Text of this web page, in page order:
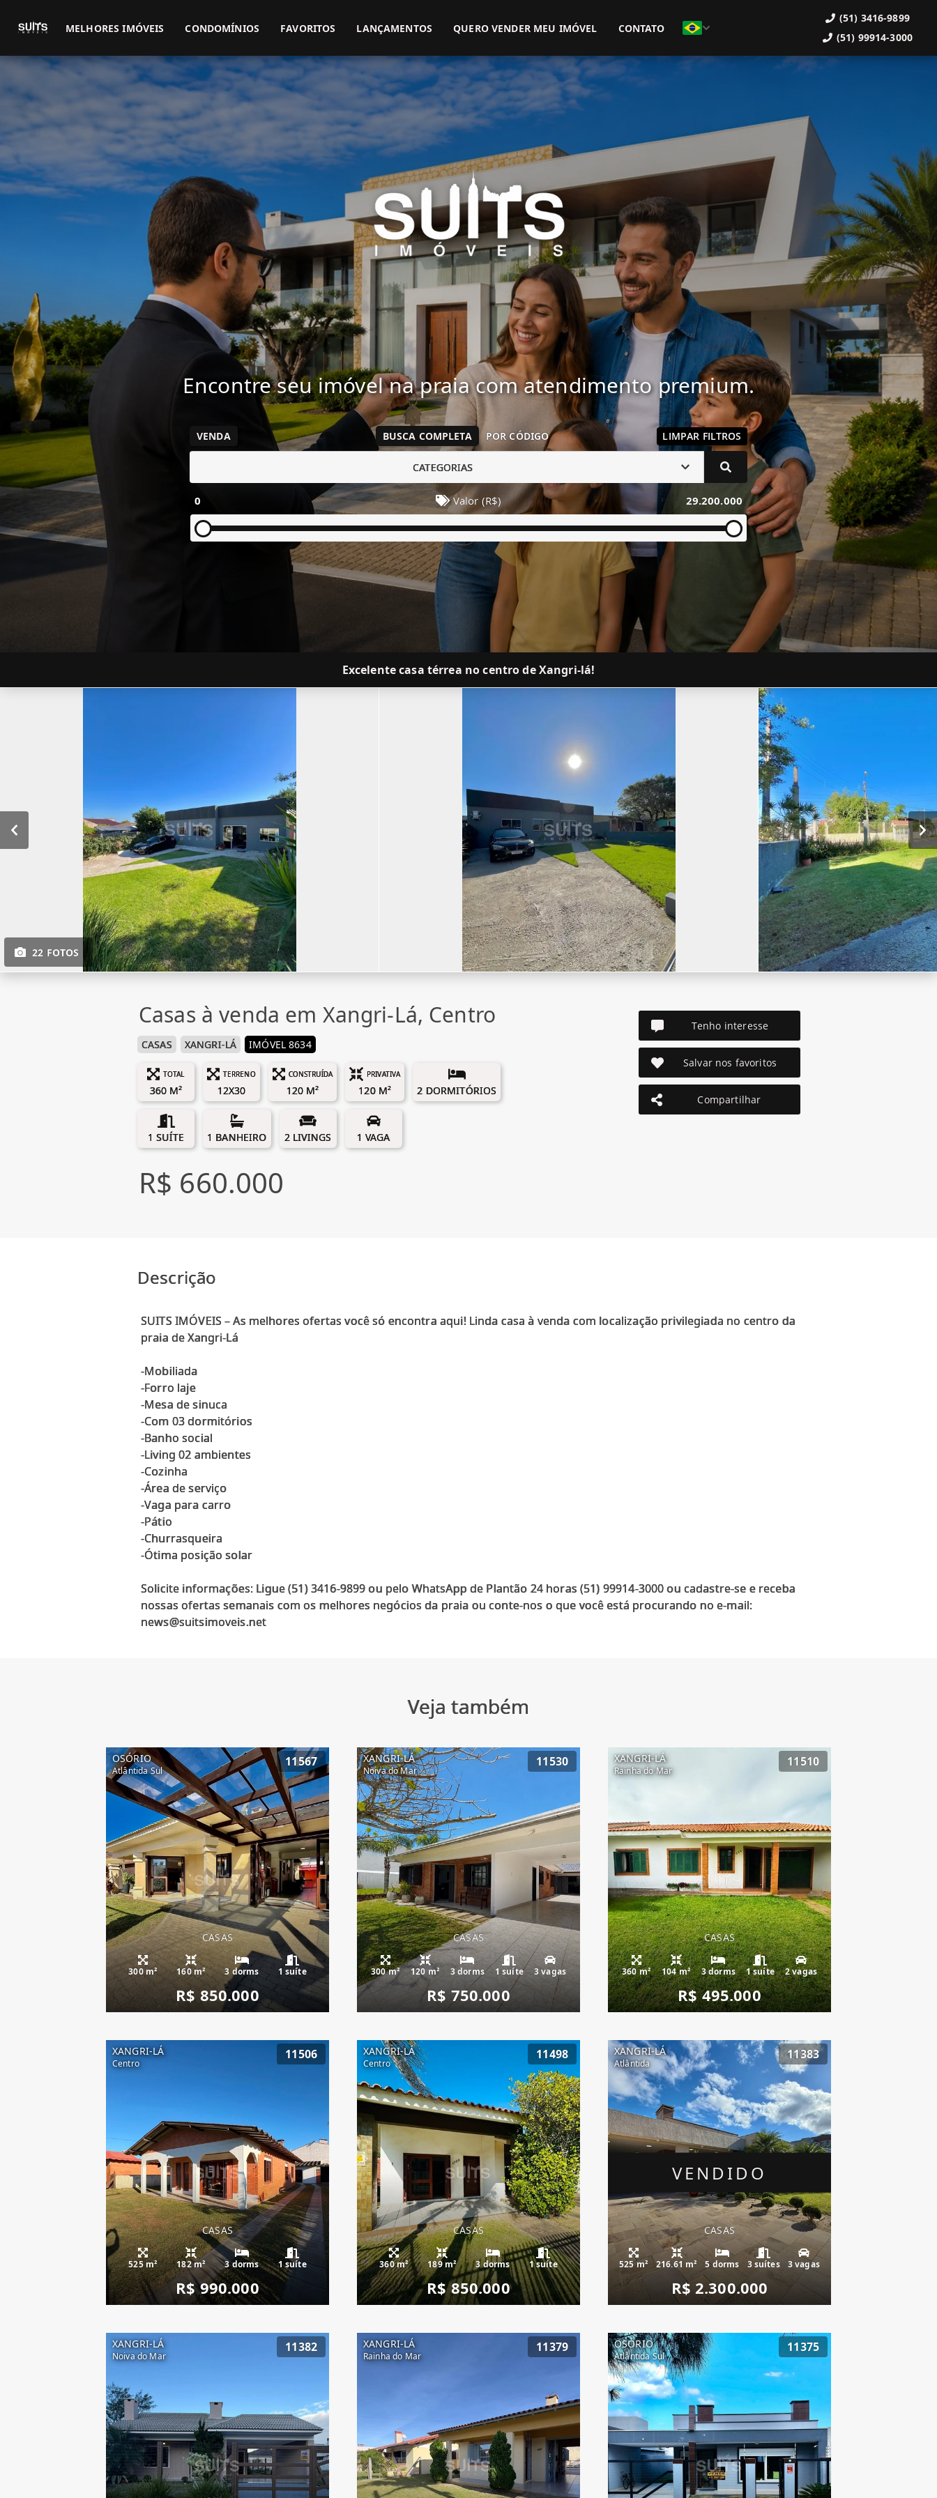
(51) 3416-9899 (51) 99914-3000
MELHORES IMÓVEIS CONDOMÍNIOS FAVORITOS LANÇAMENTOS QUERO VENDER MEU IMÓVEL CONTATO
(51) 3416-9899
(51) 99914-3000
Encontre seu imóvel na praia com atendimento premium.
VENDA BUSCA COMPLETA POR CÓDIGO LIMPAR FILTROS
CATEGORIAS
0 Valor (R$) 29.200.000
Excelente casa térrea no centro de Xangri-lá!
22 FOTOS
Casas à venda em Xangri-Lá, Centro
CASAS XANGRI-LÁ IMÓVEL 8634
TOTAL
360 M²
TERRENO
12X30
CONSTRUÍDA
120 M²
PRIVATIVA
120 M² 2 DORMITÓRIOS
1 SUÍTE 1 BANHEIRO 2 LIVINGS 1 VAGA
R$ 660.000
Tenho interesse
Salvar nos favoritos
Compartilhar
Descrição
SUITS IMÓVEIS – As melhores ofertas você só encontra aqui! Linda casa à venda com localização privilegiada no centro da
praia de Xangri-Lá
-Mobiliada
-Forro laje
-Mesa de sinuca
-Com 03 dormitórios
-Banho social
-Living 02 ambientes
-Cozinha
-Área de serviço
-Vaga para carro
-Pátio
-Churrasqueira
-Ótima posição solar
Solicite informações: Ligue (51) 3416-9899 ou pelo WhatsApp de Plantão 24 horas (51) 99914-3000 ou cadastre-se e receba
nossas ofertas semanais com os melhores negócios da praia ou conte-nos o que você está procurando no e-mail:
Veja também
OSÓRIO
Atlântida Sul
11567
CASAS
300 m² 160 m² 3 dorms 1 suíte
R$ 850.000
XANGRI-LÁ
Noiva do Mar
11530
CASAS
300 m² 120 m² 3 dorms 1 suíte 3 vagas
R$ 750.000
XANGRI-LÁ
Rainha do Mar
11510
CASAS
360 m² 104 m² 3 dorms 1 suíte 2 vagas
R$ 495.000
XANGRI-LÁ
Centro
11506
CASAS
525 m² 182 m² 3 dorms 1 suíte
R$ 990.000
XANGRI-LÁ
Centro
11498
CASAS
360 m² 189 m² 3 dorms 1 suíte
R$ 850.000
VENDIDO
XANGRI-LÁ
Atlântida
11383
CASAS
525 m² 216.61 m² 5 dorms 3 suítes 3 vagas
R$ 2.300.000
XANGRI-LÁ
Noiva do Mar
11382 XANGRI-LÁ
Rainha do Mar
11379 OSÓRIO
Atlântida Sul
11375